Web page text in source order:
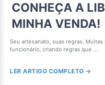
CONHEÇA A
MINHA VENDA!
Seu artesanato, suas regras.
funcionário, criando regras que ...
LER ARTIGO COMPLETO →